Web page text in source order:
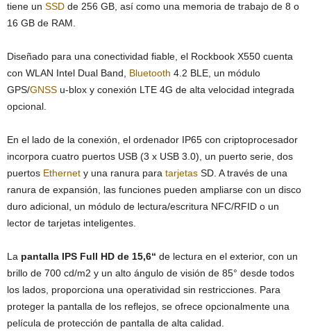
tiene un SSD de 256 GB, así como una memoria de trabajo de 8 o
16 GB de RAM.
Diseñado para una conectividad fiable, el Rockbook X550 cuenta
con WLAN Intel Dual Band, Bluetooth 4.2 BLE, un módulo
GPS/GNSS u-blox y conexión LTE 4G de alta velocidad integrada
opcional.
En el lado de la conexión, el ordenador IP65 con criptoprocesador
incorpora cuatro puertos USB (3 x USB 3.0), un puerto serie, dos
puertos Ethernet y una ranura para tarjetas SD. A través de una
ranura de expansión, las funciones pueden ampliarse con un disco
duro adicional, un módulo de lectura/escritura NFC/RFID o un
lector de tarjetas inteligentes.
La pantalla IPS Full HD de 15,6“ de lectura en el exterior, con un
brillo de 700 cd/m2 y un alto ángulo de visión de 85° desde todos
los lados, proporciona una operatividad sin restricciones. Para
proteger la pantalla de los reflejos, se ofrece opcionalmente una
película de protección de pantalla de alta calidad.